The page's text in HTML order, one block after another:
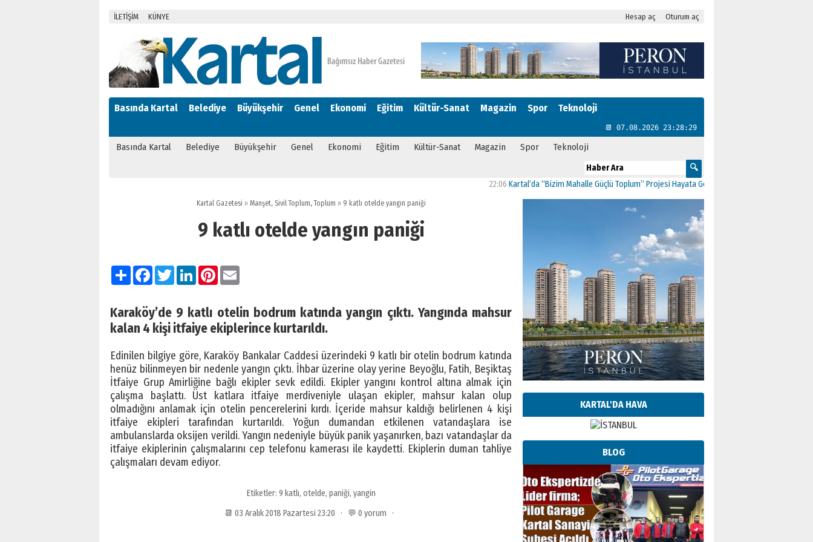
İLETİŞİM KÜNYE Hesap aç Oturum aç
Basında Kartal Belediye Büyükşehir Genel Ekonomi Eğitim Kültür-Sanat Magazin Spor Teknoloji
📆 07.08.2026 23:28:29
Basında Kartal Belediye Büyükşehir Genel Ekonomi Eğitim Kültür-Sanat Magazin Spor Teknoloji
Kartal’da “Bizim Mahalle Güçlü Toplum” Projesi Hayata Geçti 11:41
Kartal Gazetesi » Manşet, Sivil Toplum,Toplum »9 katlı otelde yangın paniği
9 katlı otelde yangın paniği
PaylaşFacebook
TwitterLinkedInPinterest
Karaköy’de 9 katlı otelin bodrum katında yangın çıktı. Yangında mahsur
kalan 4 kişi itfaiye ekiplerince kurtarıldı.
Edinilen bilgiye göre, Karaköy Bankalar Caddesi üzerindeki 9 katlı bir otelin bodrum katında
henüz bilinmeyen bir nedenle yangın çıktı. İhbar üzerine olay yerine Beyoğlu, Fatih, Beşiktaş
İtfaiye Grup Amirliğine bağlı ekipler sevk edildi. Ekipler yangını kontrol altına almak için
çalışma başlattı. Üst katlara itfaiye merdiveniyle ulaşan ekipler, mahsur kalan olup
olmadığını anlamak için otelin pencerelerini kırdı. İçeride mahsur kaldığı belirlenen 4 kişi
itfaiye ekipleri tarafından kurtarıldı. Yoğun dumandan etkilenen vatandaşlara ise
ambulanslarda oksijen verildi. Yangın nedeniyle büyük panik yaşanırken, bazı vatandaşlar da
itfaiye ekiplerinin çalışmalarını cep telefonu kamerası ile kaydetti. Ekiplerin duman tahliye
çalışmaları devam ediyor.
Etiketler: 9 katlı, otelde, paniği, yangin
📆 03 Aralık 2018 Pazartesi 23:20 · 💬 0 yorum ·
KARTAL'DA HAVA
BLOG